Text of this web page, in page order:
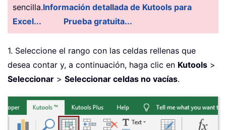
sencilla.Información detallada de Kutools para
Excel...
Prueba gratuita...
1. Seleccione el rango con las celdas rellenas que
desea contar y, a continuación, haga clic en Kutools >
Seleccionar > Seleccionar celdas no vacías.